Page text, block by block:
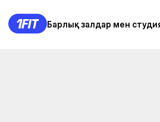
Барлық залдар мен
Барлық залдар мен
мысли… В 20